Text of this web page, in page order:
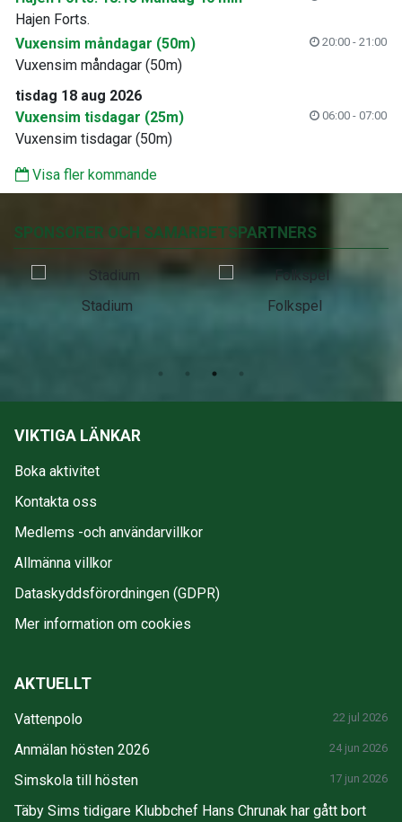
Hajen Forts.
Vuxensim måndagar (50m)
20:00 - 21:00
Vuxensim måndagar (50m)
tisdag 18 aug 2026
Vuxensim tisdagar (25m)
06:00 - 07:00
Vuxensim tisdagar (50m)
Visa fler kommande
SPONSORER OCH SAMARBETSPARTNERS
Stadium Folkspel
VIKTIGA LÄNKAR
Boka aktivitet
Kontakta oss
Medlems -och användarvillkor
Allmänna villkor
Dataskyddsförordningen (GDPR)
Mer information om cookies
AKTUELLT
Vattenpolo 22 jul 2026
Anmälan hösten 2026 24 jun 2026
Simskola till hösten 17 jun 2026
Täby Sims tidigare Klubbchef Hans Chrunak har gått bort